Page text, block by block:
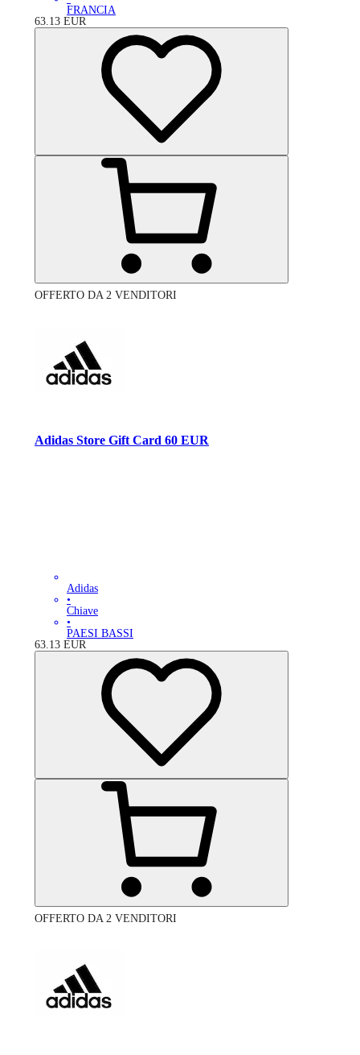
FRANCIA
63.13 EUR
OFFERTO DA 2 VENDITORI
Adidas Store Gift Card 60 EUR
Adidas
•
Chiave
•
PAESI BASSI
63.13 EUR
OFFERTO DA 2 VENDITORI